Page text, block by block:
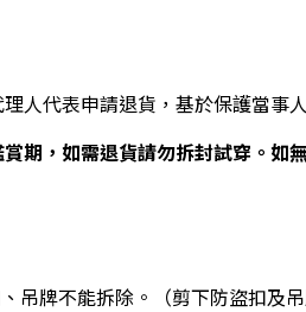
人代表申請退貨，基於保護當事
期，如需退貨請勿拆封試穿。如
牌不能拆除。（剪下防盜扣及吊